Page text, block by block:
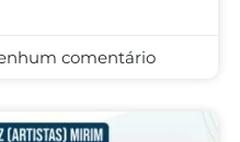
comentário